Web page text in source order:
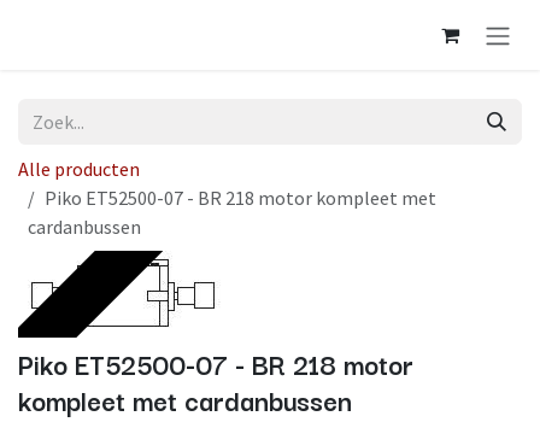
Alle producten
Piko ET52500-07 - BR 218 motor kompleet met
cardanbussen
Op voorraad
Piko ET52500-07 - BR 218 motor
kompleet met cardanbussen